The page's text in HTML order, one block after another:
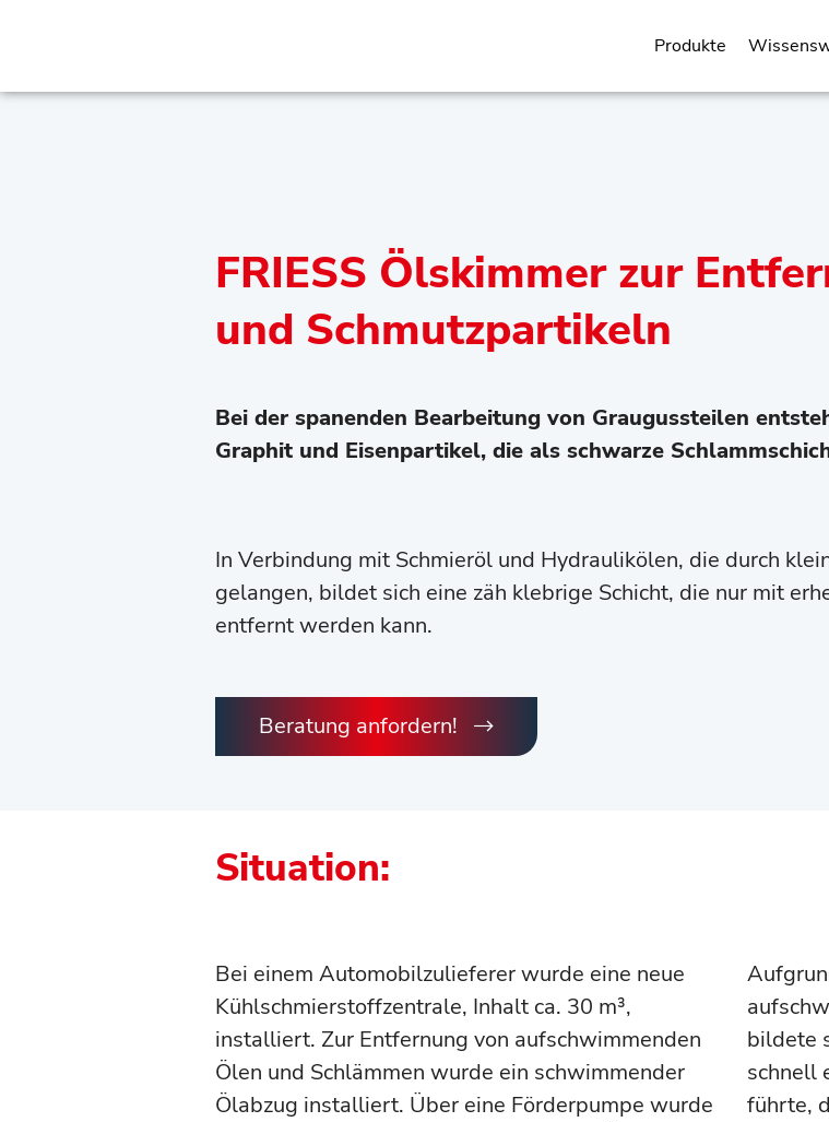
Produkte
FRIESS Ölskimmer zur
und Schmutzpartikeln
Bei der spanenden Bearbeitung von Graugussteilen
Graphit und Eisenpartikel, die als schwarze
In Verbindung mit Schmieröl und Hydraulikölen, die durch
gelangen, bildet sich eine zäh klebrige Schicht, die nur mit
entfernt werden kann.
Beratung anfordern!
Situation:
Bei einem Automobilzulieferer wurde eine neue
Kühlschmierstoffzentrale, Inhalt ca. 30 m³,
installiert. Zur Entfernung von aufschwimmenden
Ölen und Schlämmen wurde ein schwimmender
Ölabzug installiert. Über eine Förderpumpe wurde
bildete
schnell
führte,